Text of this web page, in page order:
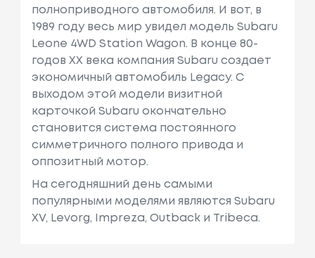
полноприводного автомобиля. И вот, в
1989 году весь мир увидел модель Subaru
Leone 4WD Station Wagon. В конце 80-
годов XX века компания Subaru создает
экономичный автомобиль Legacy. С
выходом этой модели визитной
карточкой Subaru окончательно
становится система постоянного
симметричного полного привода и
оппозитный мотор.
На сегодняшний день самыми
популярными моделями являются Subaru
XV, Levorg, Impreza, Outback и Tribeca.